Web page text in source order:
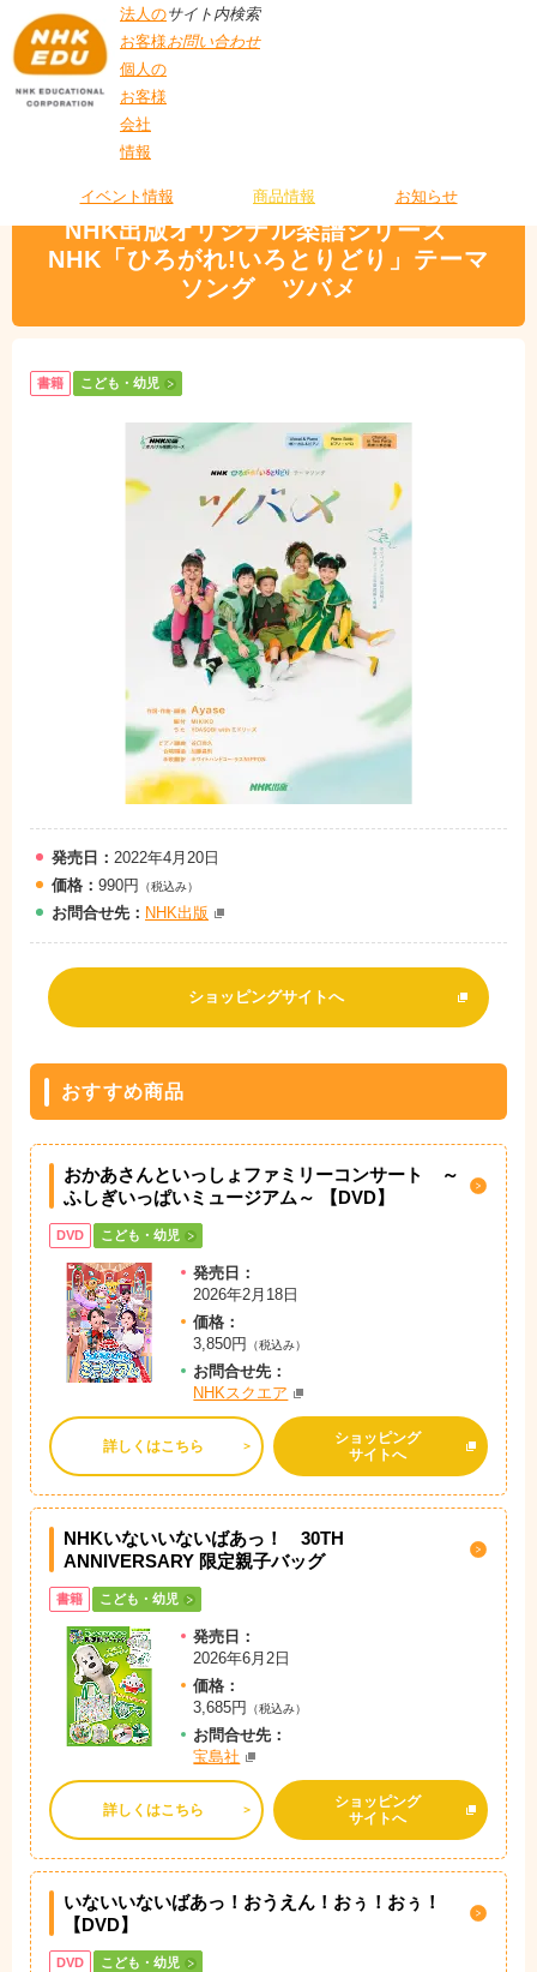
法人の
お客様
個人の
お客様
会社
情報
サイト内検索
お問い合わせ
イベント情報 商品情報 お知らせ
がれ!いろとりどり」テーマソング ツバメ
NHK出版オリジナル楽譜シリーズ
NHK「ひろがれ!いろとりどり」テーマ
ソング ツバメ
書籍 こども・幼児
発売日： 2022年4月20日
価格： 990円 （税込み）
お問合せ先： NHK出版
ショッピングサイトへ
おすすめ商品
おかあさんといっしょファミリーコンサート ～
ふしぎいっぱいミュージアム～ 【DVD】
DVD こども・幼児
発売日：
2026年2月18日
価格：
3,850円
（税込み）
お問合せ先：
NHKスクエア
詳しくはこちら
ショッピング
サイトへ
NHKいないいないばあっ！ 30TH
ANNIVERSARY 限定親子バッグ
書籍 こども・幼児
発売日：
2026年6月2日
価格：
3,685円
（税込み）
お問合せ先：
宝島社
詳しくはこちら
ショッピング
サイトへ
いないいないばあっ！おうえん！おぅ！おぅ！
【DVD】
DVD こども・幼児